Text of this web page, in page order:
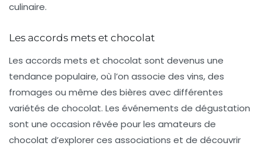
culinaire.
Les accords mets et chocolat
Les accords mets et chocolat sont devenus une
tendance populaire, où l’on associe des vins, des
fromages ou même des bières avec différentes
variétés de chocolat. Les événements de dégustation
sont une occasion rêvée pour les amateurs de
chocolat d’explorer ces associations et de découvrir